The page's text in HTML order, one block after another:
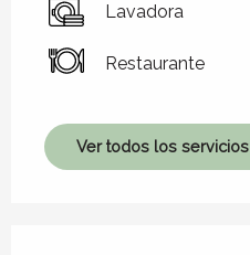
Lavadora
Restaurante
Ver todos los servicios